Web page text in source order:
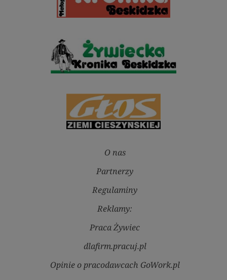
O nas
Partnerzy
Regulaminy
Reklamy:
Praca Żywiec
dlafirm.pracuj.pl
Opinie o pracodawcach GoWork.pl